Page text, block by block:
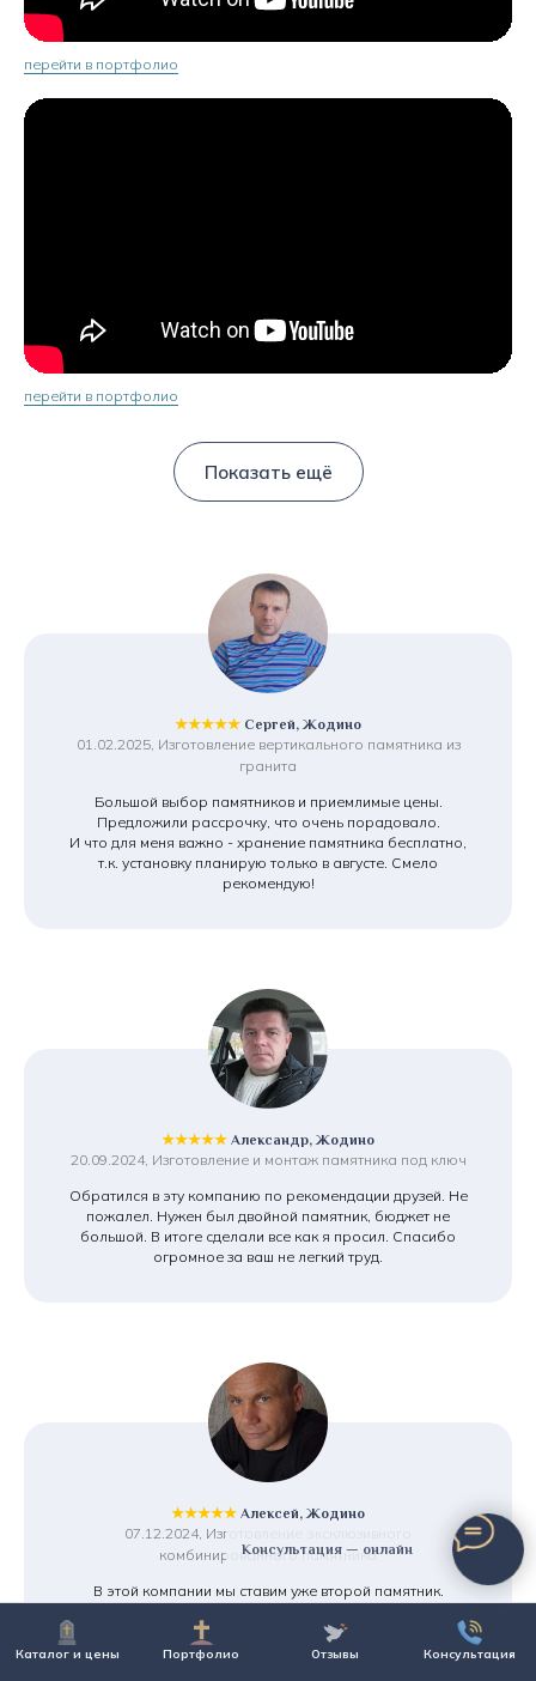
Каталог и цены Портфолио Отзывы Консультация
Консультация — онлайн
перейти в портфолио
перейти в портфолио
Показать ещё
★★★★★ Сергей, Жодино
01.02.2025, Изготовление вертикального памятника из
гранита
Большой выбор памятников и приемлимые цены.
Предложили рассрочку, что очень порадовало.
И что для меня важно - хранение памятника бесплатно,
т.к. установку планирую только в августе. Смело
рекомендую!
★★★★★ Александр, Жодино
20.09.2024, Изготовление и монтаж памятника под ключ
Обратился в эту компанию по рекомендации друзей. Не
пожалел. Нужен был двойной памятник, бюджет не
большой. В итоге сделали все как я просил. Спасибо
огромное за ваш не легкий труд.
★★★★★ Алексей, Жодино
07.12.2024, Изготовление эксклюзивного
комбинированного памятника
В этой компании мы ставим уже второй памятник.
отношение к делу ее сотрудников. У монтажников просто
золотые руки. Работа была не совсем простая. Спасибо,